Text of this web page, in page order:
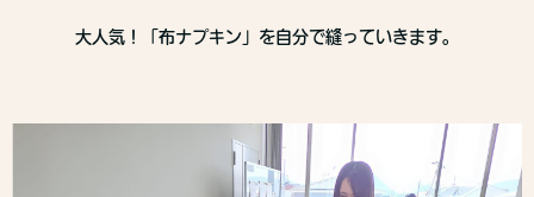
大人気！「布ナプキン」を自分で縫っていきます。